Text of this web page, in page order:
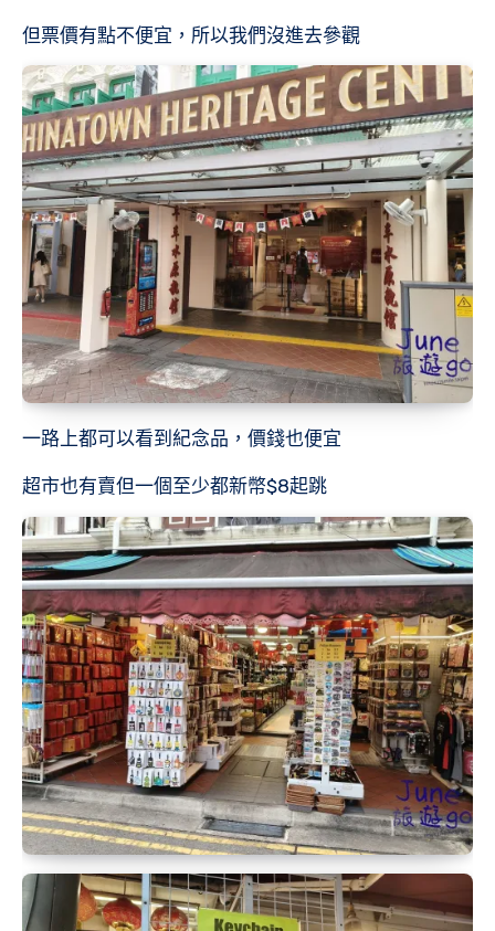
但票價有點不便宜，所以我們沒進去參觀
一路上都可以看到紀念品，價錢也便宜
超市也有賣但一個至少都新幣$8起跳